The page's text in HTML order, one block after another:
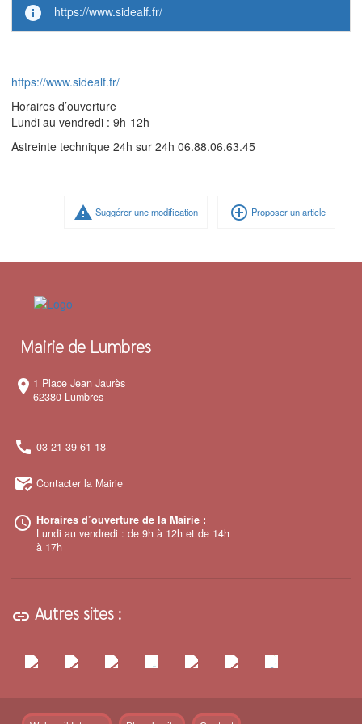
info https://www.sidealf.fr/
https://www.sidealf.fr/
Horaires d’ouverture
Lundi au vendredi : 9h-12h
Astreinte technique 24h sur 24h 06.88.06.63.45
warning Suggérer une modification add_circle_outline Proposer un article
Mairie de Lumbres
room 1 Place Jean Jaurès
62380 Lumbres
call 03 21 39 61 18
mark_email_read Contacter la Mairie
access_time Horaires d’ouverture de la Mairie :
Lundi au vendredi : de 9h à 12h et de 14h
à 17h
link Autres sites :